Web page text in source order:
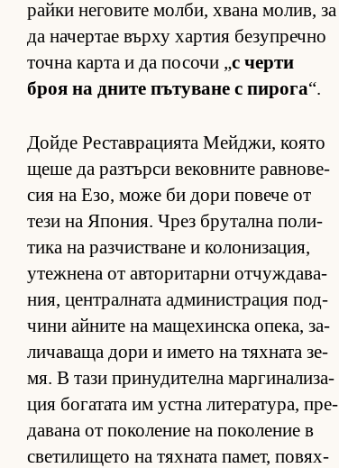
райки не­го­вите мол­би, хвана мо­лив, за
да на­чер­тае върху хар­тия бе­зуп­речно
точна карта и да по­сочи „с черти
броя на дните пъ­ту­ване с пи­рога“.
Дойде Рес­тав­ра­ци­ята Мей­джи, ко­ято
щеше да раз­търси ве­ков­ните рав­но­ве­
сия на Езо, може би дори по­вече от
тези на Япо­ния. Чрез бру­тална по­ли­
тика на раз­чис­т­ване и ко­ло­ни­за­ция,
утеж­нена от ав­то­ри­тарни от­чуж­да­ва­
ния, цен­т­рал­ната ад­ми­нис­т­ра­ция под­
чини ай­ните на ма­ще­хин­ска опе­ка, за­
ли­ча­ваща дори и името на тях­ната зе­
мя. В тази при­ну­ди­телна мар­ги­на­ли­за­
ция бо­га­тата им ус­тна ли­те­ра­ту­ра, пре­
да­вана от по­ко­ле­ние на по­ко­ле­ние в
све­ти­ли­щето на тях­ната па­мет, по­вях­